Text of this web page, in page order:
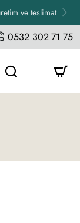
ve teslimat
0532 302 71 75